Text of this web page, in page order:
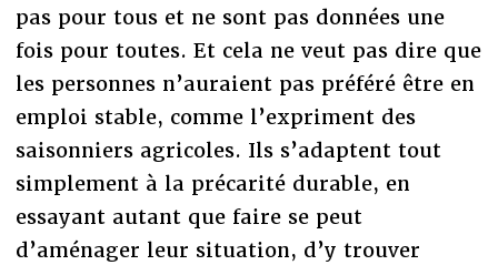
pas pour tous et ne sont pas données une
fois pour toutes. Et cela ne veut pas dire que
les personnes n’auraient pas préféré être en
emploi stable, comme l’expriment des
saisonniers agricoles. Ils s’adaptent tout
simplement à la précarité durable, en
essayant autant que faire se peut
d’aménager leur situation, d’y trouver